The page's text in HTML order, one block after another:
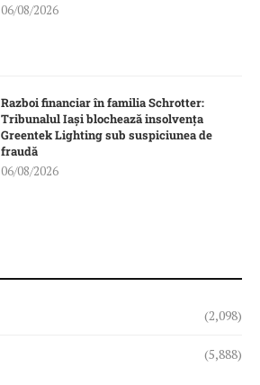
06/08/2026
Razboi financiar în familia Schrotter:
Tribunalul Iași blochează insolvența
Greentek Lighting sub suspiciunea de
fraudă
06/08/2026
(2,098)
(5,888)